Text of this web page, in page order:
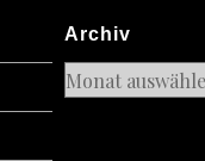
Archiv
Archiv